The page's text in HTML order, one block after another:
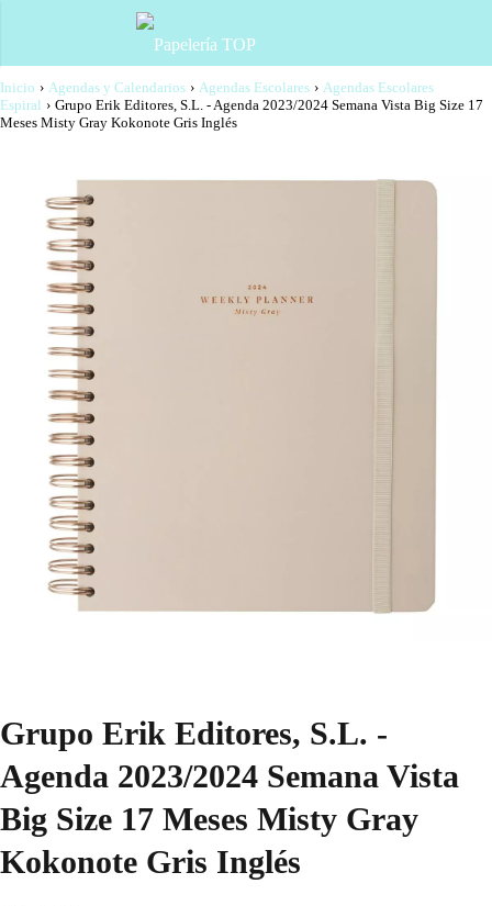
Inicio › Agendas y Calendarios › Agendas Escolares › Agendas Escolares
Espiral › Grupo Erik Editores, S.L. - Agenda 2023/2024 Semana Vista Big Size 17
Meses Misty Gray Kokonote Gris Inglés
Grupo Erik Editores, S.L. -
Agenda 2023/2024 Semana Vista
Big Size 17 Meses Misty Gray
Kokonote Gris Inglés